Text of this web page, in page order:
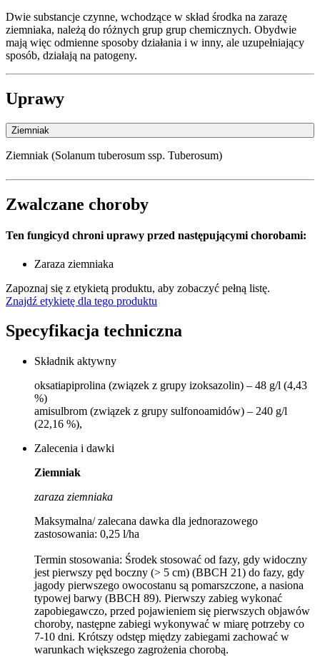
Dwie substancje czynne, wchodzące w skład środka na zarazę
ziemniaka, należą do różnych grup grup chemicznych. Obydwie
mają więc odmienne sposoby działania i w inny, ale uzupełniający
sposób, działają na patogeny.
Uprawy
Ziemniak
Ziemniak (Solanum tuberosum ssp. Tuberosum)
Zwalczane choroby
Ten fungicyd chroni uprawy przed następującymi chorobami:
Zaraza ziemniaka
Zapoznaj się z etykietą produktu, aby zobaczyć pełną listę.
Znajdź etykietę dla tego produktu
Specyfikacja techniczna
Składnik aktywny
oksatiapiprolina (związek z grupy izoksazolin) – 48 g/l (4,43
%)
amisulbrom (związek z grupy sulfonoamidów) – 240 g/l
(22,16 %),
Zalecenia i dawki
Ziemniak
zaraza ziemniaka
Maksymalna/ zalecana dawka dla jednorazowego
zastosowania: 0,25 l/ha
Termin stosowania: Środek stosować od fazy, gdy widoczny
jest pierwszy pęd boczny (> 5 cm) (BBCH 21) do fazy, gdy
jagody pierwszego owocostanu są pomarszczone, a nasiona
typowej barwy (BBCH 89). Pierwszy zabieg wykonać
zapobiegawczo, przed pojawieniem się pierwszych objawów
choroby, następne zabiegi wykonywać w miarę potrzeby co
7-10 dni. Krótszy odstęp między zabiegami zachować w
warunkach większego zagrożenia chorobą.